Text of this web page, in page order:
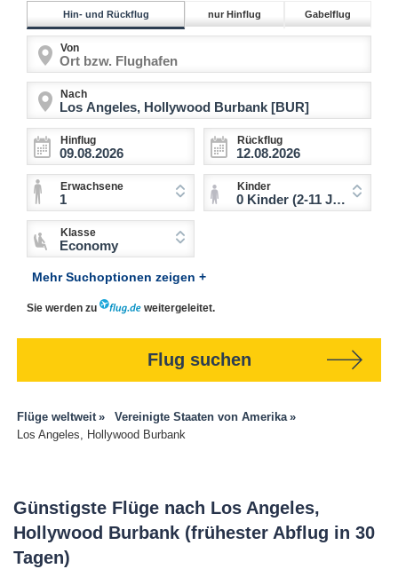
Hin- und Rückflug nur Hinflug Gabelflug
Von
Nach
Hinflug Rückflug
Erwachsene
1
Kinder
0 Kinder (2-11 Jahre)
Klasse
Economy
Mehr Suchoptionen zeigen +
Sie werden zu weitergeleitet.
Flug suchen
Flüge weltweit
Vereinigte Staaten von Amerika
Los Angeles, Hollywood Burbank
Günstigste Flüge nach Los Angeles,
Hollywood Burbank (frühester Abflug in 30
Tagen)